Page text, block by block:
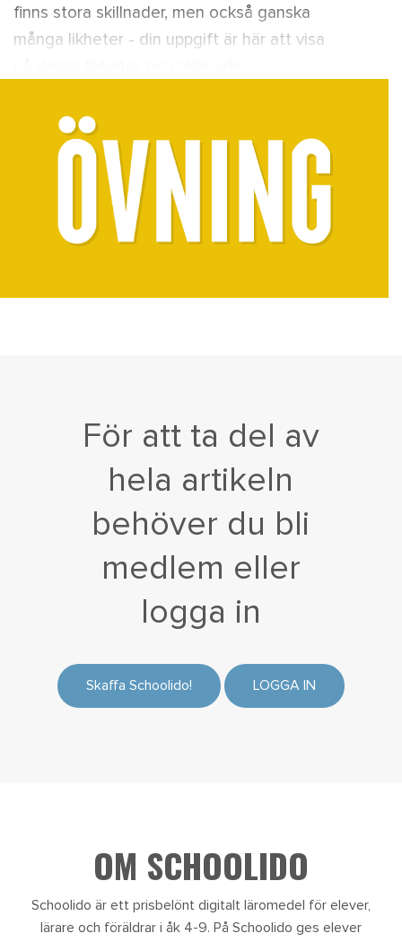
finns stora skillnader, men också ganska
många likheter - din uppgift är här att visa
För att ta del av
hela artikeln
behöver du bli
medlem eller
logga in
Skaffa Schoolido! LOGGA IN
OM SCHOOLIDO
Schoolido är ett prisbelönt digitalt läromedel för elever,
lärare och föräldrar i åk 4-9. På Schoolido ges elever